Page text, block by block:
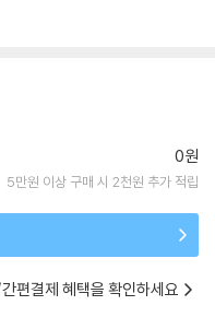
0원
5만원 이상 구매 시 2천원 추가 적립
편결제 혜택을 확인하세요